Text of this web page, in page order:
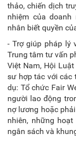
thảo, chiến dịch
nhiệm của
nhân biết quyền
- Trợ giúp pháp lý
Trung tâm tư vấn
Việt Nam, Hội
sư hợp tác với các
dụ: Tổ chức Fair
người lao động
nợ lương hoặc
nhiên, những
ngân sách và